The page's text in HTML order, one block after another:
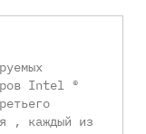
Intel ®
, каждый из